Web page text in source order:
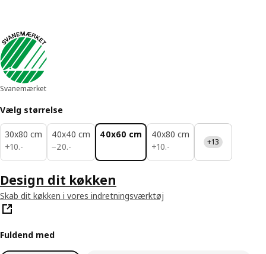
Svanemærket
Vælg størrelse
30x80 cm
+10.-
10.-
40x40 cm
−20.-
20.-
40x60 cm
40x80 cm
+10.-
10.- +13
Design dit køkken
Skab dit køkken i vores indretningsværktøj
Fuldend med